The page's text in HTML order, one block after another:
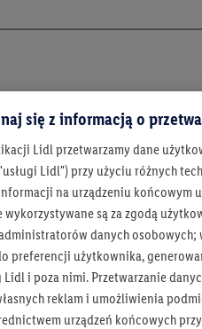
Bądź
Otrzymuj
się z informacją o
Lidl przetwarzamy dane
Lidl") przy użyciu różnych
na urządzeniu końcowym
są za zgodą
danych osobowych;
preferencji użytkownika,
i poza nimi. Przetwarzanie
reklam i umożliwienia
urządzeń końcowych